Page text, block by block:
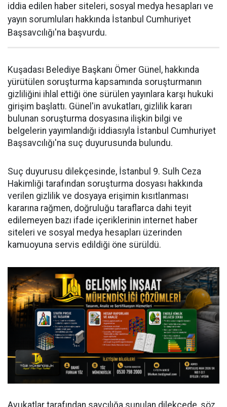
iddia edilen haber siteleri, sosyal medya hesapları ve
yayın sorumluları hakkında İstanbul Cumhuriyet
Başsavcılığı'na başvurdu.
Kuşadası Belediye Başkanı Ömer Günel, hakkında
yürütülen soruşturma kapsamında soruşturmanın
gizliliğini ihlal ettiği öne sürülen yayınlara karşı hukuki
girişim başlattı. Günel'in avukatları, gizlilik kararı
bulunan soruşturma dosyasına ilişkin bilgi ve
belgelerin yayımlandığı iddiasıyla İstanbul Cumhuriyet
Başsavcılığı'na suç duyurusunda bulundu.
Suç duyurusu dilekçesinde, İstanbul 9. Sulh Ceza
Hakimliği tarafından soruşturma dosyası hakkında
verilen gizlilik ve dosyaya erişimin kısıtlanması
kararına rağmen, doğruluğu taraflarca dahi teyit
edilemeyen bazı ifade içeriklerinin internet haber
siteleri ve sosyal medya hesapları üzerinden
kamuoyuna servis edildiği öne sürüldü.